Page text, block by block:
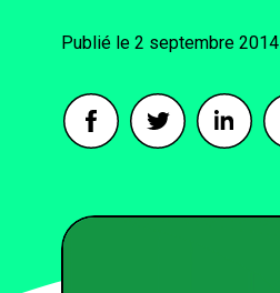
2 septembre 2014